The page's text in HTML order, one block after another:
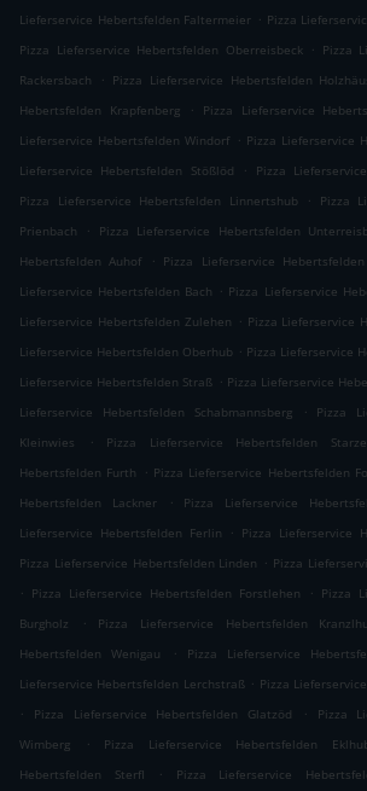
Lieferservice Hebertsfelden Faltermeier . Pizza
Pizza Lieferservice Hebertsfelden Oberreisbeck . Pizza
Rackersbach
. Pizza Lieferservice Hebertsfelden
Hebertsfelden Krapfenberg
. Pizza Lieferservice
Lieferservice Hebertsfelden Windorf . Pizza Lieferservice
Lieferservice Hebertsfelden Stößlöd
. Pizza
Pizza Lieferservice Hebertsfelden Linnertshub
.
Pizza
Prienbach
. Pizza Lieferservice Hebertsfelden
Hebertsfelden Auhof
. Pizza Lieferservice
Lieferservice Hebertsfelden Bach . Pizza Lieferservice
Lieferservice Hebertsfelden Zulehen . Pizza Lieferservice
Lieferservice Hebertsfelden Oberhub . Pizza Lieferservice
Lieferservice Hebertsfelden Straß . Pizza Lieferservice
Lieferservice Hebertsfelden Schabmannsberg
.
Pizza
Kleinwies
. Pizza Lieferservice Hebertsfelden
Hebertsfelden Furth
. Pizza Lieferservice Hebertsfelden
Hebertsfelden Lackner
. Pizza Lieferservice
Lieferservice Hebertsfelden Ferlin
. Pizza Lieferservice
Pizza Lieferservice Hebertsfelden Linden . Pizza
. Pizza Lieferservice Hebertsfelden Forstlehen . Pizza
Burgholz
. Pizza Lieferservice Hebertsfelden
Hebertsfelden Wenigau
. Pizza Lieferservice
Lieferservice Hebertsfelden Lerchstraß . Pizza
.
Pizza Lieferservice Hebertsfelden Glatzöd .
Pizza
Wimberg
. Pizza Lieferservice Hebertsfelden
Hebertsfelden Sterfl
. Pizza Lieferservice